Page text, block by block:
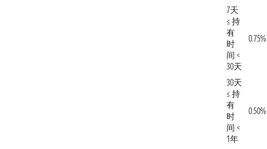
7天
≤ 持
有
时
间 <
30天
0.75%
30天
≤ 持
有
时
间 <
1年
0.50%